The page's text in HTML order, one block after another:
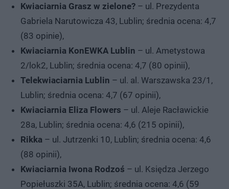
Kwiaciarnia Grasz w zielone? – ul. Prezydenta
Gabriela Narutowicza 43, Lublin; średnia ocena: 4,7
(83 opinie),
Kwiaciarnia KonEWKA Lublin – ul. Ametystowa
2/lok2, Lublin; średnia ocena: 4,7 (80 opinii),
Telekwiaciarnia Lublin – ul. al. Warszawska 23/1,
Lublin; średnia ocena: 4,7 (67 opinii),
Kwiaciarnia Eliza Flowers – ul. Aleje Racławickie
28a, Lublin; średnia ocena: 4,6 (215 opinii),
Rikka – ul. Jutrzenki 10, Lublin; średnia ocena: 4,6
(88 opinii),
Kwiaciarnia Iwona Rodzoś – ul. Księdza Jerzego
Popiełuszki 35A, Lublin; średnia ocena: 4,6 (59